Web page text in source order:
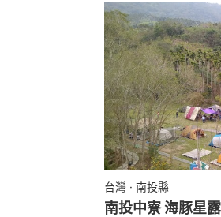
台灣 · 南投縣
南投中寮 海豚星